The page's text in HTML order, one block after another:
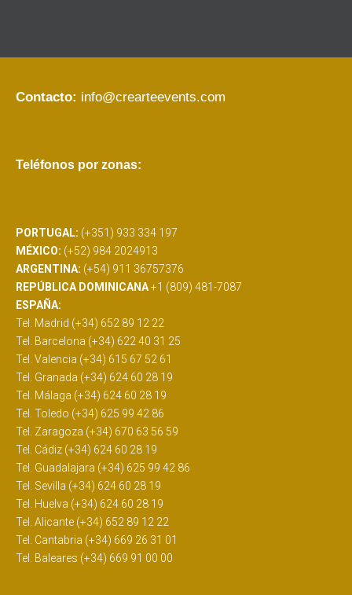
Contacto: info@crearteevents.com
Teléfonos por zonas:
PORTUGAL: (+351) 933 334 197
MÉXICO: (+52) 984 2024913
ARGENTINA: (+54) 911 36757376
REPÚBLICA DOMINICANA+1 (809) 481-7087
ESPAÑA:
Tel. Madrid (+34) 652 89 12 22
Tel. Barcelona (+34) 622 40 31 25
Tel. Valencia (+34) 615 67 52 61
Tel. Granada (+34) 624 60 28 19
Tel. Málaga (+34) 624 60 28 19
Tel. Toledo (+34) 625 99 42 86
Tel. Zaragoza (+34) 670 63 56 59
Tel. Cádiz (+34) 624 60 28 19
Tel. Guadalajara (+34) 625 99 42 86
Tel. Sevilla (+34) 624 60 28 19
Tel. Huelva (+34) 624 60 28 19
Tel. Alicante (+34) 652 89 12 22
Tel. Cantabria (+34) 669 26 31 01
Tel. Baleares (+34) 669 91 00 00